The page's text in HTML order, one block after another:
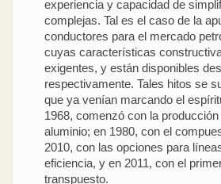
experiencia y capacidad de
complejas. Tal es el caso de la
conductores para el mercado
cuyas características
exigentes, y están disponibles
respectivamente. Tales hitos se
que ya venían marcando el
1968, comenzó con la
aluminio; en 1980, con el
2010, con las opciones para
eficiencia, y en 2011, con el
transpuesto.